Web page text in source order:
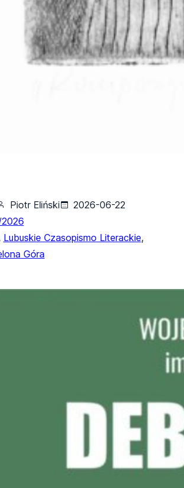
Piotr Eliński
2026-06-22
Lubuskie Czasopismo Literackie,
Góra